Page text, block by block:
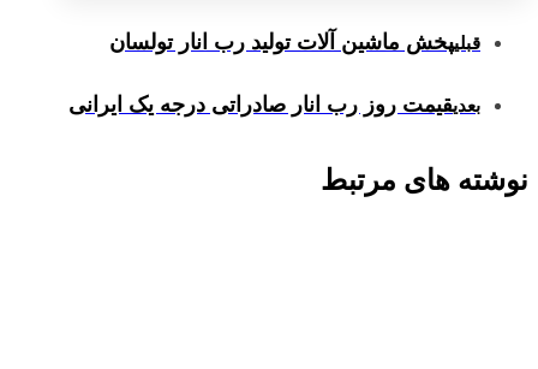
قبلیپخش ماشین آلات تولید رب انار تولسان
بعدیقیمت روز رب انار صادراتی درجه یک ایرانی
نوشته های مرتبط